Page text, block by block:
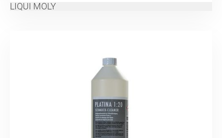
LIQUI MOLY